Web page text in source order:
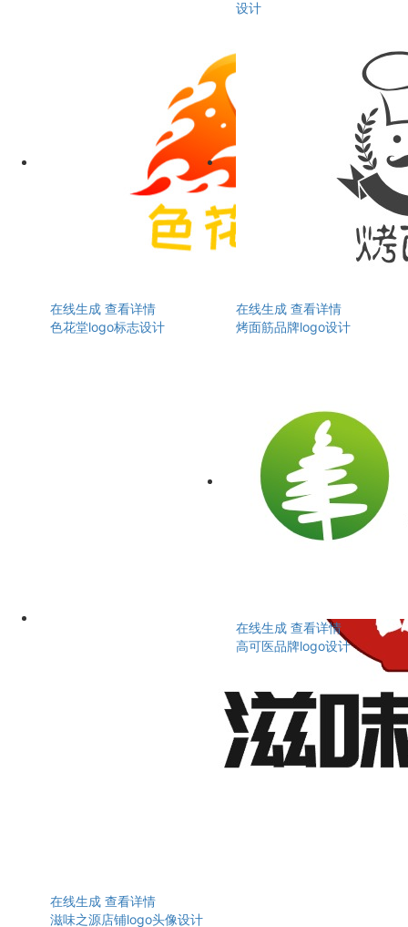
设计
在线生成 查看详情
色花堂logo标志设计
在线生成 查看详情
烤面筋品牌logo设计
在线生成 查看详情
滋味之源店铺logo头像设计
在线生成 查看详情
高可医品牌logo设计